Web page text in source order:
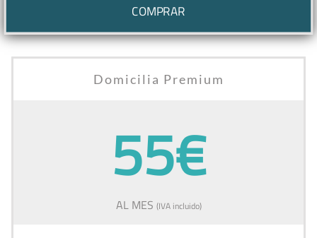
COMPRAR
Domicilia Premium
55€
AL MES (IVA incluido)